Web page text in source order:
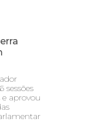
sessões
aprovou